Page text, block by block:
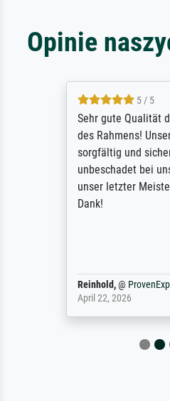
Opinie
5 / 5
Sehr gute Qualität des
des Rahmens! Unser
sorgfältig und sicher
unbeschadet bei uns
unser letzter
Dank!
Reinhold,@ProvenExpert
April 22, 2026